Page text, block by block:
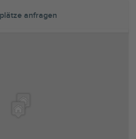
anfragen